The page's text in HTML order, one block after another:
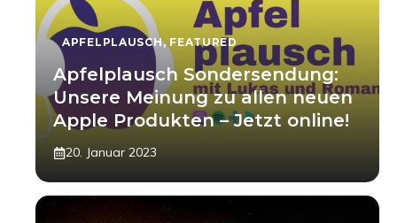
APFELPLAUSCH,FEATURED
Apfelplausch Sondersendung:
Unsere Meinung zu allen neuen
Apple Produkten – Jetzt online!
20. Januar 2023